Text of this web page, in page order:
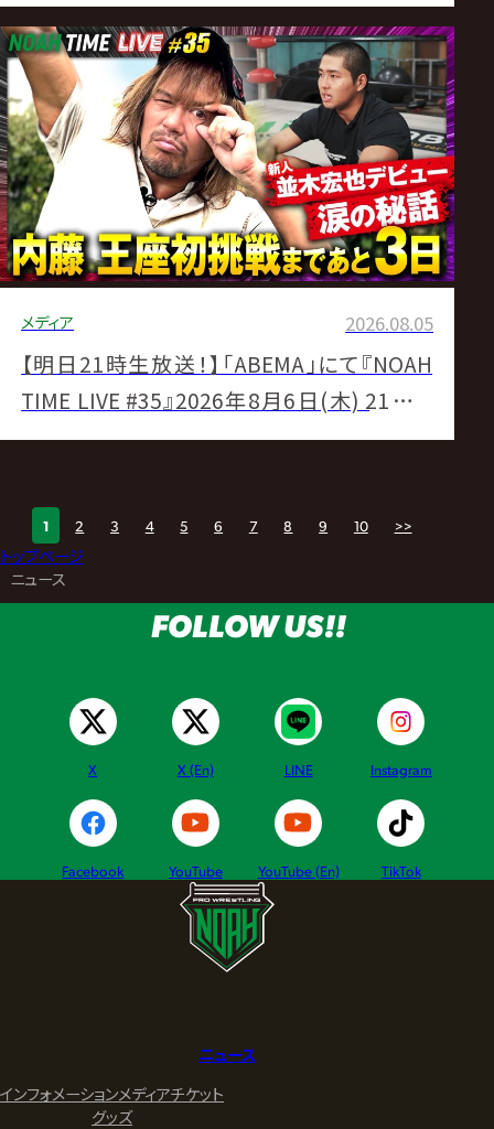
メディア 2026.08.05
【明日21時生放送！】「ABEMA」にて『NOAH
TIME LIVE #35』2026年8月6日(木) 21時よ
り！
1 2 3 4 5 6 7 8 9 10 >>
トップページ
ニュース
FOLLOW US!!
X X (En) LINE Instagram
Facebook YouTube YouTube (En) TikTok
ニュース
インフォメーションメディアチケット
グッズ